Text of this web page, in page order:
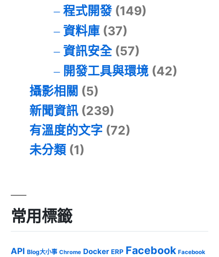
程式開發(149)
資料庫(37)
資訊安全(57)
開發工具與環境(42)
攝影相關 (5)
新聞資訊 (239)
有溫度的文字 (72)
未分類 (1)
常用標籤
API Blog大小事 Chrome Docker ERP Facebook Facebook